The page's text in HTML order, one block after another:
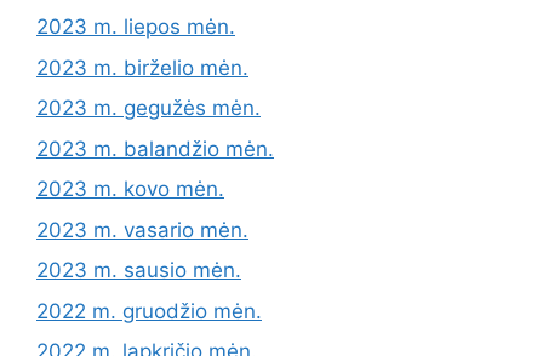
2023 m. liepos mėn.
2023 m. birželio mėn.
2023 m. gegužės mėn.
2023 m. balandžio mėn.
2023 m. kovo mėn.
2023 m. vasario mėn.
2023 m. sausio mėn.
2022 m. gruodžio mėn.